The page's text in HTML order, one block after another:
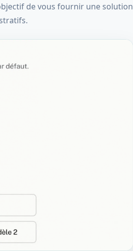
de vous fournir une solution